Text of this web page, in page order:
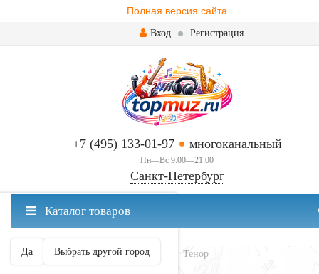
Полная версия сайта
Вход Регистрация
+7 (495) 133-01-97 многоканальный
Пн—Вс 9:00—21:00
Санкт-Петербург
Санкт-Петербург ваш город?
Да Выбрать другой город
Каталог товаров
Главная Духовые Саксофоны Тенор